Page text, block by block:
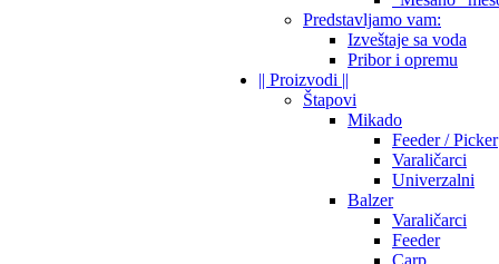
Predstavljamo vam:
Izveštaje sa voda
Pribor i opremu
|| Proizvodi ||
Štapovi
Mikado
Feeder / Picker
Varaličarci
Univerzalni
Balzer
Varaličarci
Feeder
Carp